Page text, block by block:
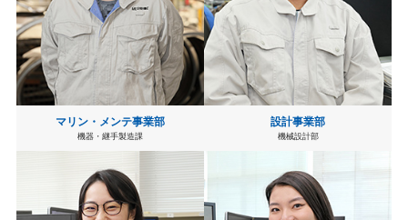
マリン・メンテ事業部
機器・継手製造課
設計事業部
機械設計部